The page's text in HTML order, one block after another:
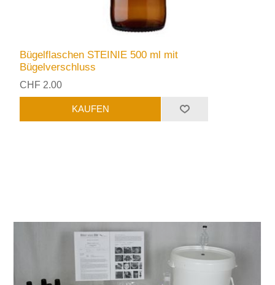
Bügelflaschen STEINIE 500 ml mit
Bügelverschluss
CHF 2.00